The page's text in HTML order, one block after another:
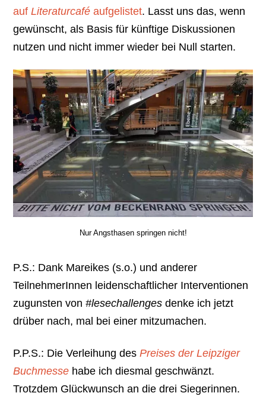
aufLiteraturcaféaufgelistet. Lasst uns das, wenn
gewünscht, als Basis für künftige Diskussionen
nutzen und nicht immer wieder bei Null starten.
Nur Angsthasen springen nicht!
P.S.: Dank Mareikes (s.o.) und anderer
TeilnehmerInnen leidenschaftlicher Interventionen
zugunsten von#lesechallengesdenke ich jetzt
drüber nach, mal bei einer mitzumachen.
P.P.S.: Die Verleihung desPreises der Leipziger
Buchmesse habe ich diesmal geschwänzt.
Trotzdem Glückwunsch an die drei Siegerinnen.